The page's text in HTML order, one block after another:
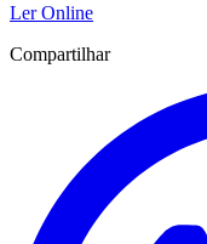
Ler Online
Compartilhar